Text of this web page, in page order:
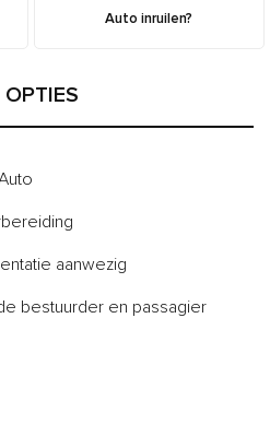
Auto inruilen?
aanwezig
bestuurder en passagier